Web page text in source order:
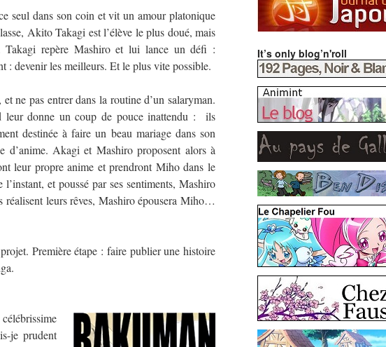
seul dans son coin et vit un amour platonique
Akito Takagi est l’élève le plus doué, mais
Takagi repère Mashiro et lui lance un défi :
: devenir les meilleurs. Et le plus vite possible.
ne pas entrer dans la routine d’un salaryman.
donne un coup de pouce inattendu : ils
destinée à faire un beau mariage dans son
d’anime. Akagi et Mashiro proposent alors à
leur propre anime et prendront Miho dans le
et poussé par ses sentiments, Mashiro
leurs rêves, Mashiro épousera Miho…
Première étape : faire publier une histoire
je prudent
It’s only blog’n'roll